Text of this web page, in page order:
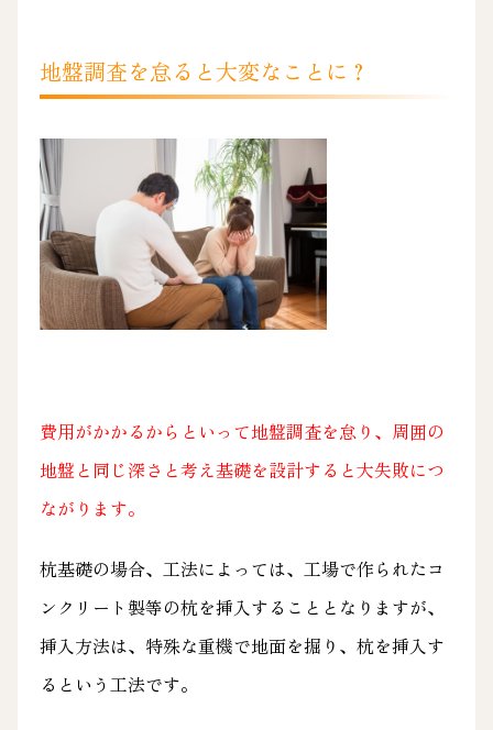
地盤調査を怠ると大変なことに？
費用がかかるからといって地盤調査を怠り、周囲の
地盤と同じ深さと考え基礎を設計すると大失敗につ
ながります。
杭基礎の場合、工法によっては、工場で作られたコ
ンクリート製等の杭を挿入することとなりますが、
挿入方法は、特殊な重機で地面を掘り、杭を挿入す
るという工法です。